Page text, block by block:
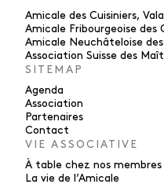
Amicale des Cuisiniers,
Amicale Fribourgeoise des
Amicale Neuchâteloise
Association Suisse des
SITEMAP
Agenda
Association
Partenaires
Contact
VIE ASSOCIATIVE
À table chez nos membres
La vie de l’Amicale